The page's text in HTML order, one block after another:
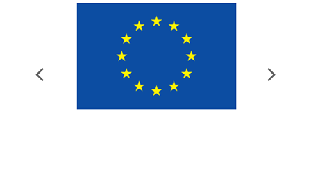
Previous
Slide